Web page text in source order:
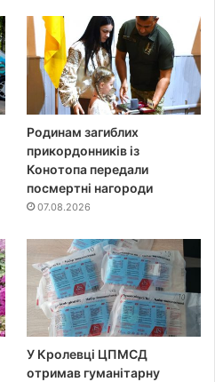
Родинам загиблих
прикордонників із
Конотопа передали
посмертні нагороди
07.08.2026
У Кролевці ЦПМСД
отримав гуманітарну